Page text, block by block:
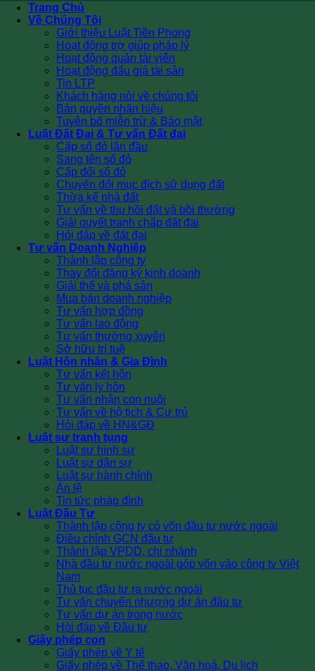
Trang Chủ
Về Chúng Tôi
Giới thiệu Luật Tiền Phong
Hoạt động trợ giúp pháp lý
Hoạt động quản tài viên
Hoạt động đấu giá tài sản
Tin LTP
Khách hàng nói về chúng tôi
Bản quyền nhãn hiệu
Tuyên bố miễn trừ & Bảo mật
Luật Đất Đai & Tư vấn Đất đai
Cấp sổ đỏ lần đầu
Sang tên sổ đỏ
Cấp đổi sổ đỏ
Chuyển đổi mục đích sử dụng đất
Thừa kế nhà đất
Tư vấn về thu hồi đất và bồi thường
Giải quyết tranh chấp đất đai
Hỏi đáp về đất đai
Tư vấn Doanh Nghiệp
Thành lập công ty
Thay đổi đăng ký kinh doanh
Giải thể và phá sản
Mua bán doanh nghiệp
Tư vấn hợp đồng
Tư vấn lao động
Tư vấn thường xuyên
Sở hữu trí tuệ
Luật Hôn nhân & Gia Đình
Tư vấn kết hôn
Tư vấn ly hôn
Tư vấn nhận con nuôi
Tư vấn về hộ tịch & Cư trú
Hỏi đáp về HN&GĐ
Luật sư tranh tụng
Luật sư hình sự
Luật sư dân sự
Luật sư hành chính
Án lệ
Tin tức pháp đình
Luật Đầu Tư
Thành lập công ty có vốn đầu tư nước ngoài
Điều chỉnh GCN đầu tư
Thành lập VPDD, chi nhánh
Nhà đầu tư nước ngoài góp vốn vào công ty Việt
Nam
Thủ tục đầu tư ra nước ngoài
Tư vấn chuyển nhượng dự án đầu tư
Tư vấn dự án trong nước
Hỏi đáp về Đầu tư
Giấy phép con
Giấy phép về Y tế
Giấy phép về Thể thao, Văn hoá, Du lịch